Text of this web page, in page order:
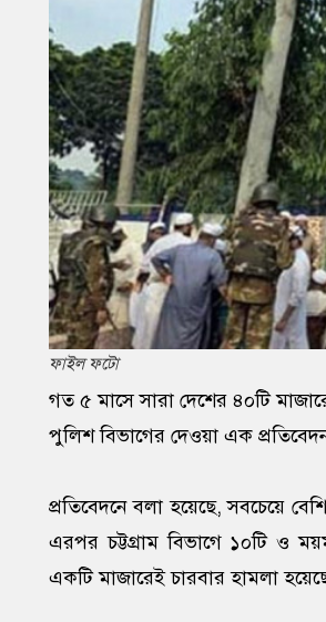
ফাইল ফটো
গত ৫ মাসে সারা দেশের ৪০টি
পুলিশ বিভাগের দেওয়া এক
প্রতিবেদনে বলা হয়েছে, সবচেয়ে
এরপর চট্টগ্রাম বিভাগে ১০টি ও
একটি মাজারেই চারবার হামলা